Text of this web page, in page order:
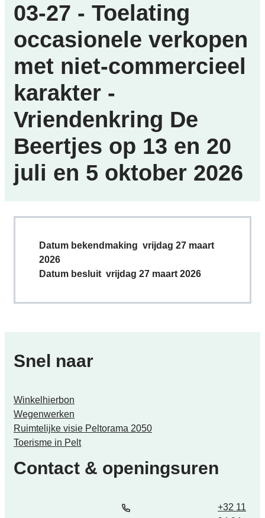
03-27 - Toelating
occasionele verkopen
met niet-commercieel
karakter -
Vriendenkring De
Beertjes op 13 en 20
juli en 5 oktober 2026
Datum bekendmaking vrijdag 27 maart
2026
Datum besluit vrijdag 27 maart 2026
Snel naar
Winkelhierbon
Wegenwerken
Ruimtelijke visie Peltorama 2050
Toerisme in Pelt
Contact & openingsuren
+32 11